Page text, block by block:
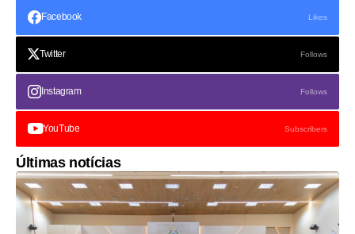
Facebook Likes
Twitter Follows
Instagram Follows
YouTube Subscribers
Últimas notícias